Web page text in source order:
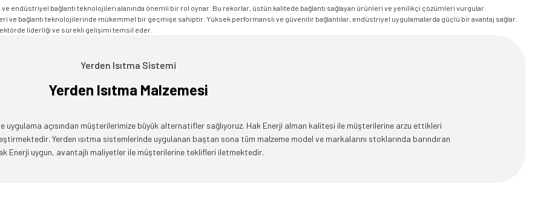
ve endüstriyel bağlantı teknolojileri alanında önemli bir rol oynar. Bu rekorlar, üstün kalitede bağlantı sağlayan ürünleri ve yenilikçi çözümleri vurgular.
ve bağlantı teknolojilerinde mükemmel bir geçmişe sahiptir. Yüksek performanslı ve güvenilir bağlantılar, endüstriyel uygulamalarda güçlü bir avantaj sağlar.
liderliği ve sürekli gelişimi temsil eder.
Yerden Isıtma Sistemi
Yerden Isıtma Malzemesi
uygulama açısından müşterilerimize büyük alternatifler sağlıyoruz. Hak Enerji alman kalitesi ile müşterilerine arzu ettikleri
Yerden ısıtma sistemlerinde uygulanan baştan sona tüm malzeme model ve markalarını stoklarında barındıran
Enerji uygun, avantajlı maliyetler ile müşterilerine teklifleri iletmektedir.